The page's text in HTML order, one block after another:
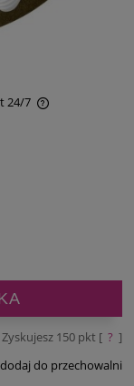
24/7
Zyskujesz 150pkt [ ? ]
dodaj do przechowalni